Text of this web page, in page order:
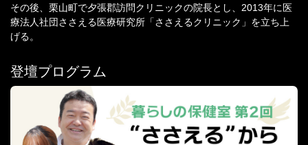
その後、栗山町で夕張郡訪問クリニックの院長とし、2013年に医
療法人社団ささえる医療研究所「ささえるクリニック」を立ち上
げる。
登壇プログラム